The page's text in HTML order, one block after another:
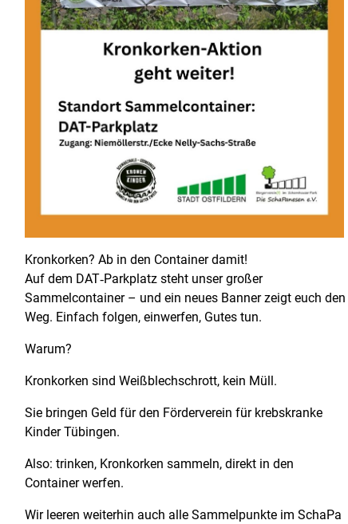
Kronkorken? Ab in den Container damit!
Auf dem DAT‑Parkplatz steht unser großer
Sammelcontainer – und ein neues Banner zeigt euch den
Weg. Einfach folgen, einwerfen, Gutes tun.
Warum?
Kronkorken sind Weißblechschrott, kein Müll.
Sie bringen Geld für den Förderverein für krebskranke
Kinder Tübingen.
Also: trinken, Kronkorken sammeln, direkt in den
Container werfen.
Wir leeren weiterhin auch alle Sammelpunkte im SchaPa